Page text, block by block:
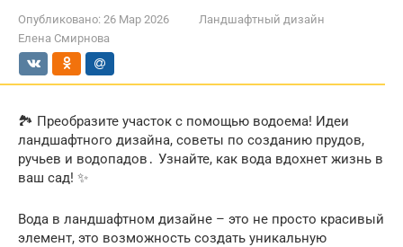
Опубликовано: 26 Мар 2026
Ландшафтный дизайн
Елена Смирнова
🏞️ Преобразите участок с помощью водоема! Идеи
ландшафтного дизайна, советы по созданию прудов,
ручьев и водопадов․ Узнайте, как вода вдохнет жизнь в
ваш сад! ✨
Вода в ландшафтном дизайне – это не просто красивый
элемент, это возможность создать уникальную